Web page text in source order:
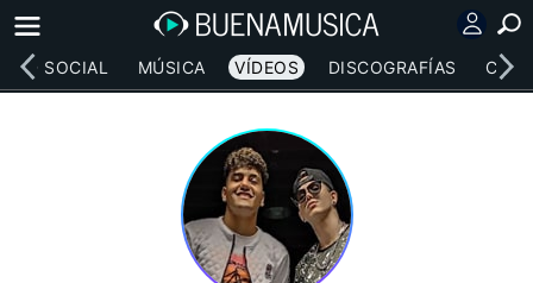
RED SOCIAL MÚSICA VÍDEOS DISCOGRAFÍAS